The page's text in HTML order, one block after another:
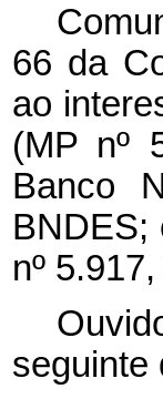
66 da
ao
(MP nº
Banco
BNDES;
nº
seguinte